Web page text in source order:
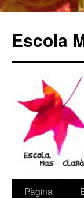
Escola
Vés
Pàgina